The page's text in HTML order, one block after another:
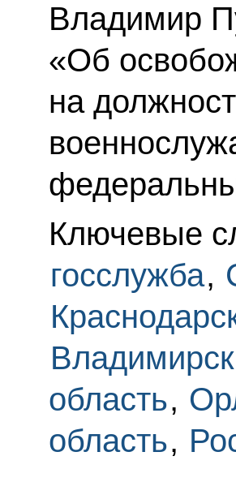
Владимир
«Об
на
Ключевые
госслужба,
область,
область,